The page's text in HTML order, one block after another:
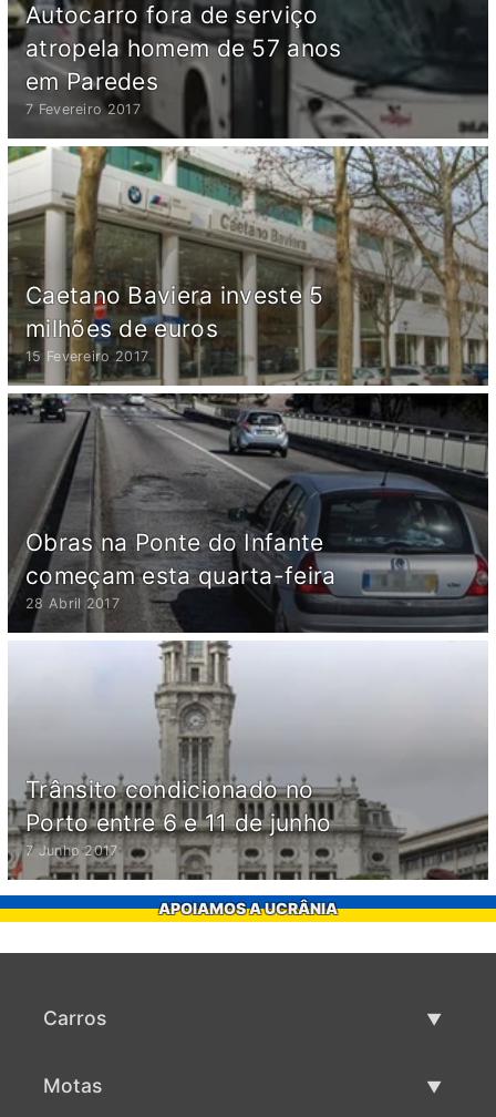
Autocarro fora de serviço
atropela homem de 57 anos
em Paredes
7 Fevereiro 2017
Caetano Baviera investe 5
milhões de euros
15 Fevereiro 2017
Obras na Ponte do Infante
começam esta quarta-feira
28 Abril 2017
Trânsito condicionado no
Porto entre 6 e 11 de junho
7 Junho 2017
APOIAMOS A UCRÂNIA
Carros
Motas